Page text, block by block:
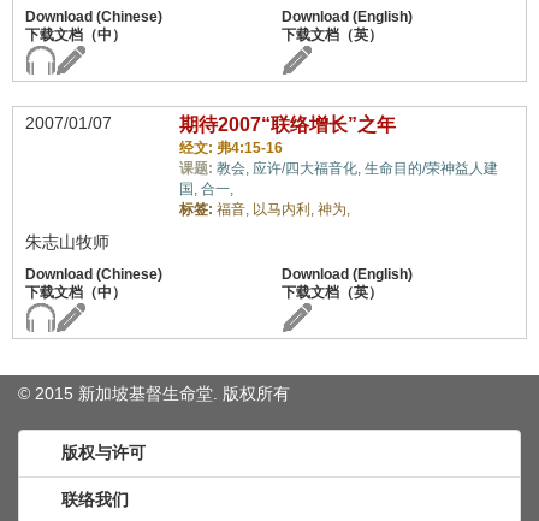
2007/01/07 期待2007“联络增长”之年
经文: 弗4:15-16
课题: 教会, 应许/四大福音化, 生命目的/荣神益人建
国, 合一,
标签: 福音, 以马内利, 神为,
朱志山牧师
© 2015 新加坡基督生命堂. 版权所有
版权与许可
联络我们